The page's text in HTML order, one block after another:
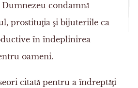
Dumnezeu condamnă
prostituţia şi bijuteriile ca
în îndeplinirea
oameni.
citată pentru a îndreptăţi